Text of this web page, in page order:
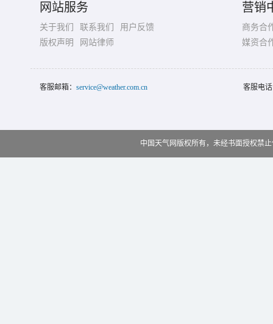
网站服务
关于我们 联系我们
用户反馈
版权声明
网站律师
营销
商务合
媒资合
客服邮箱： service@weather.com.cn 客服电
中国天气网版权所有，未经书面授权